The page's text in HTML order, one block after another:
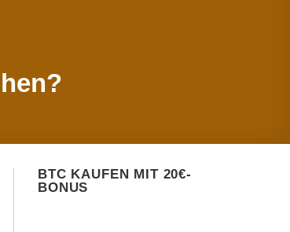
BTC KAUFEN MIT 20€-
BONUS